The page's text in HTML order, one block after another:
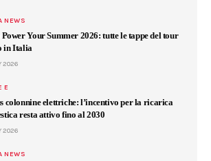
NEWS
Power Your Summer 2026: tutte le tappe del tour
in Italia
2026
E
colonnine elettriche: l’incentivo per la ricarica
resta attivo fino al 2030
2026
NEWS